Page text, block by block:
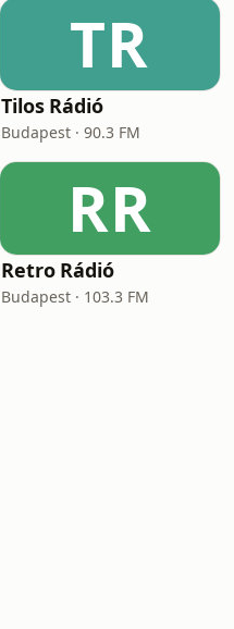
TR
Tilos Rádió
Budapest · 90.3 FM
RR
Retro Rádió
Budapest · 103.3 FM